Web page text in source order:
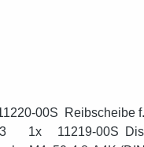
00S Reibscheibe f.
1x 11219-00S